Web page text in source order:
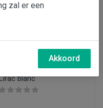
Château la Genestière,
blanc
zal er een
Akkoord